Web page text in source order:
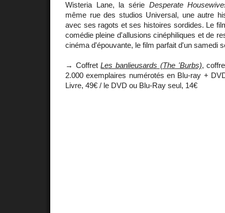
Wisteria Lane, la série Desperate
même rue des studios Universal, une autre
avec ses ragots et ses histoires sordides. Le
comédie pleine d'allusions cinéphiliques et de
cinéma d'épouvante, le film parfait d'un samedi
→ CoffretLes banlieusards (The 'Burbs),
2.000 exemplaires numérotés en Blu-ray +
Livre, 49€ / le DVD ou Blu-Ray seul, 14€